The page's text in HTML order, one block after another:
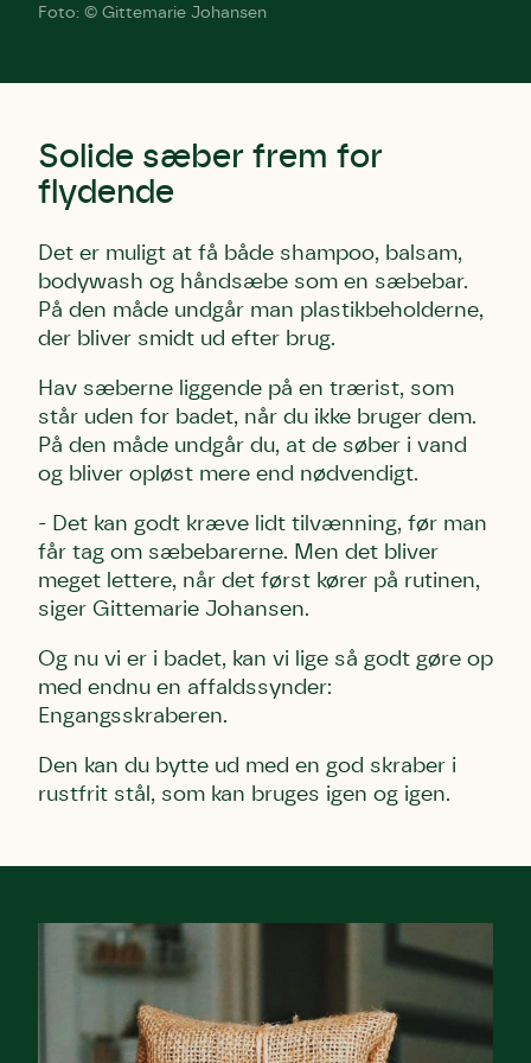
Foto: © Gittemarie Johansen
Solide sæber frem for
flydende
Det er muligt at få både shampoo, balsam,
bodywash og håndsæbe som en sæbebar.
På den måde undgår man plastikbeholderne,
der bliver smidt ud efter brug.
Hav sæberne liggende på en trærist, som
står uden for badet, når du ikke bruger dem.
På den måde undgår du, at de søber i vand
og bliver opløst mere end nødvendigt.
- Det kan godt kræve lidt tilvænning, før man
får tag om sæbebarerne. Men det bliver
meget lettere, når det først kører på rutinen,
siger Gittemarie Johansen.
Og nu vi er i badet, kan vi lige så godt gøre op
med endnu en affaldssynder:
Engangsskraberen.
Den kan du bytte ud med en god skraber i
rustfrit stål, som kan bruges igen og igen.